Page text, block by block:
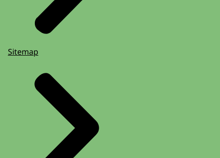
Sitemap